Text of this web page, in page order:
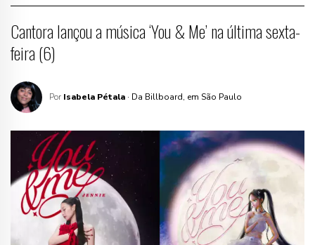
Cantora lançou a música ‘You & Me’ na última sexta-
feira (6)
Por Isabela Pétala · Da Billboard, em São Paulo